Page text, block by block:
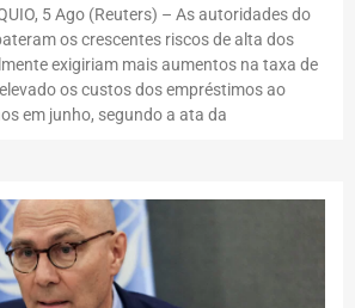
5 Ago (Reuters) – As autoridades do
os crescentes riscos de alta dos
exigiriam mais aumentos na taxa de
os custos dos empréstimos ao
em junho, segundo a ata da